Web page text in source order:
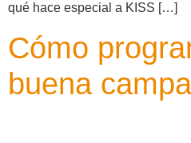
qué hace especial a KISS […]
Cómo
buena